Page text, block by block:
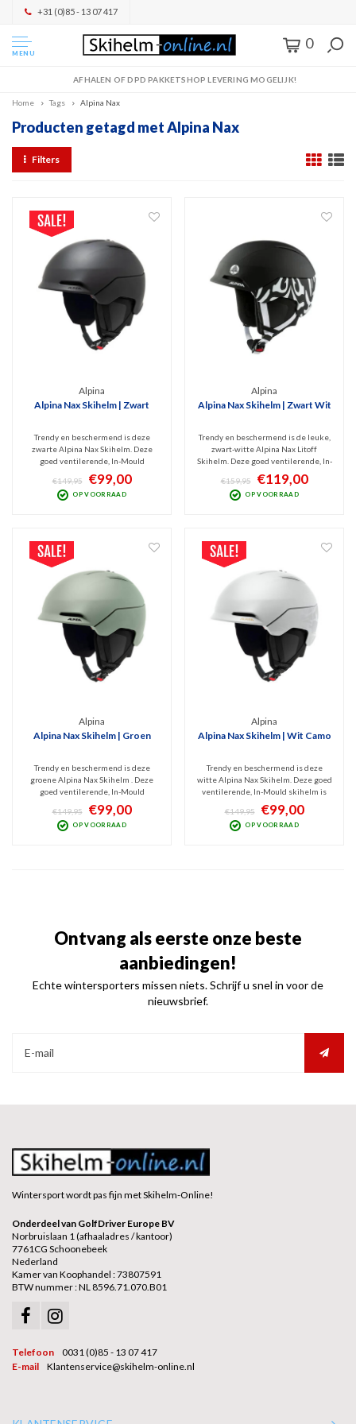
+31 (0)85 - 13 07 417
MENU
0
AFHALEN OF DPD PAKKETSHOP LEVERING MOGELIJK!
Home Tags Alpina Nax
Producten getagd met Alpina Nax
Filters
Alpina
Alpina Nax Skihelm | Zwart
Trendy en beschermend is deze
zwarte Alpina Nax Skihelm. Deze
goed ventilerende, In-Mould
skihelm is licht in gewicht maar
stevig en comfortabel. Hij is goed
verstelbaar en heeft een zachte,
€149,95 €99,00
OP VOORRAAD
Alpina
Alpina Nax Skihelm | Zwart Wit
Trendy en beschermend is de leuke,
zwart-witte Alpina Nax Litoff
Skihelm. Deze goed ventilerende, In-
Mould skihelm is licht in gewicht
maar stevig en comfortabel. Hij is
schokabsorberend, goed verstelbaar
€159,95 €119,00
OP VOORRAAD
Alpina
Alpina Nax Skihelm | Groen
Trendy en beschermend is deze
groene Alpina Nax Skihelm . Deze
goed ventilerende, In-Mould
skihelm is licht in gewicht maar
stevig en comfortabel. Hij is goed
verstelbaar en heeft een zachte,
€149,95 €99,00
OP VOORRAAD
Alpina
Alpina Nax Skihelm | Wit Camo
Trendy en beschermend is deze
witte Alpina Nax Skihelm. Deze goed
ventilerende, In-Mould skihelm is
licht in gewicht maar stevig en
comfortabel. Hij is goed verstelbaar
en heeft een zachte, uitwasbare
€149,95 €99,00
OP VOORRAAD
Ontvang als eerste onze beste
aanbiedingen!
Echte wintersporters missen niets. Schrijf u snel in voor de
nieuwsbrief.
Wintersport wordt pas fijn met Skihelm-Online!
Onderdeel van GolfDriver Europe BV
Norbruislaan 1 (afhaaladres / kantoor)
7761CG Schoonebeek
Nederland
Kamer van Koophandel : 73807591
BTW nummer : NL 8596.71.070.B01
Telefoon
0031 (0)85 - 13 07 417
E-mail
Klantenservice@skihelm-online.nl